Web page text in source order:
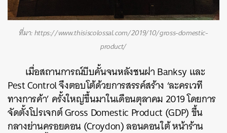
ที่มา: https://www.thisiscolossal.com/2019/10/gross-domestic-
product/
เมื่อสถานการณ์บีบคั้นจนหลังชนฝา Banksy และ
Pest Control จึงตอบโต้ด้วยการสรรค์สร้าง ‘ละครเวที
ทางการค้า’ ครั้งใหญ่ขึ้นมาในเดือนตุลาคม 2019 โดยการ
จัดตั้งโปรเจกต์ Gross Domestic Product (GDP) ขึ้น
กลางย่านครอยดอน (Croydon) ลอนดอนใต้ หน้าร้าน